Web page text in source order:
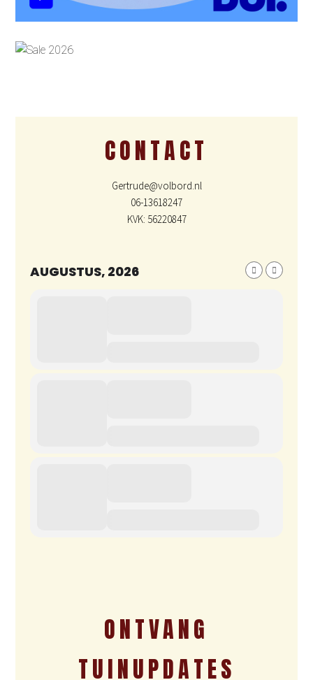
CONTACT
Gertrude@volbord.nl
06-13618247
KVK: 56220847
AUGUSTUS, 2026
ONTVANG
TUINUPDATES